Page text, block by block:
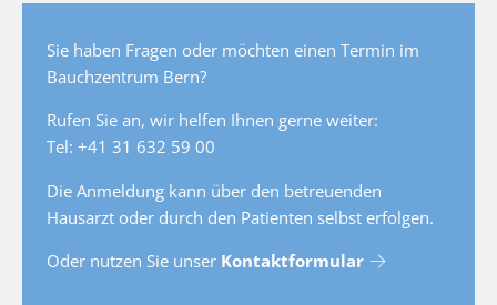
Sie haben Fragen oder möchten einen Termin im
Bauchzentrum Bern?
Rufen Sie an, wir helfen Ihnen gerne weiter:
Tel: +41 31 632 59 00
Die Anmeldung kann über den betreuenden
Hausarzt oder durch den Patienten selbst erfolgen.
Oder nutzen Sie unser Kontaktformular